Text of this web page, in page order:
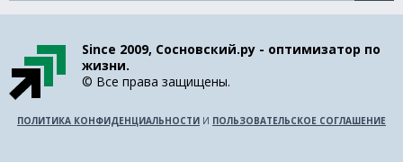
Since 2009, Сосновский.ру - оптимизатор по
жизни.
© Все права защищены.
ПОЛИТИКА КОНФИДЕНЦИАЛЬНОСТИ И ПОЛЬЗОВАТЕЛЬСКОЕ СОГЛАШЕНИЕ